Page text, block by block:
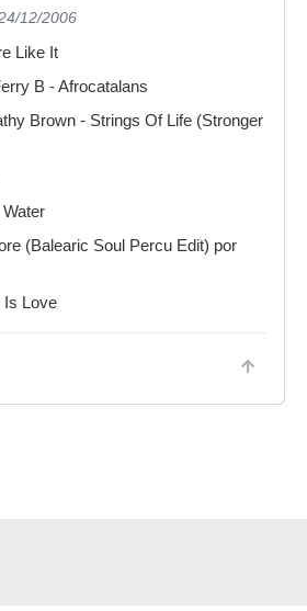
12/2006
Like It
B - Afrocatalans
Brown - Strings Of Life (Stronger
(Balearic Soul Percu Edit) por
Is Love